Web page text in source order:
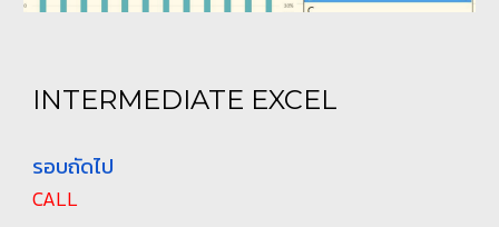
INTERMEDIATE EXCEL
รอบถัดไป
CALL